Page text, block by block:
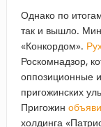
Однако по
так и вышло.
«Конкордом».
Роскомнадзор,
оппозиционные
пригожинских
Пригожин
холдинга